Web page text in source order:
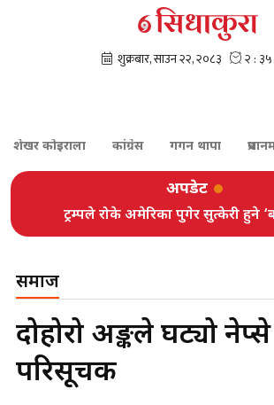
कोइराला कांग्रेस गगन थापा
अपडेट
ट्रम्पले रोके अमेरिका पुगेर सुत्केरी हुने
समाज
दोहोरो अङ्कले घट्यो नेप्से
परिसूचक